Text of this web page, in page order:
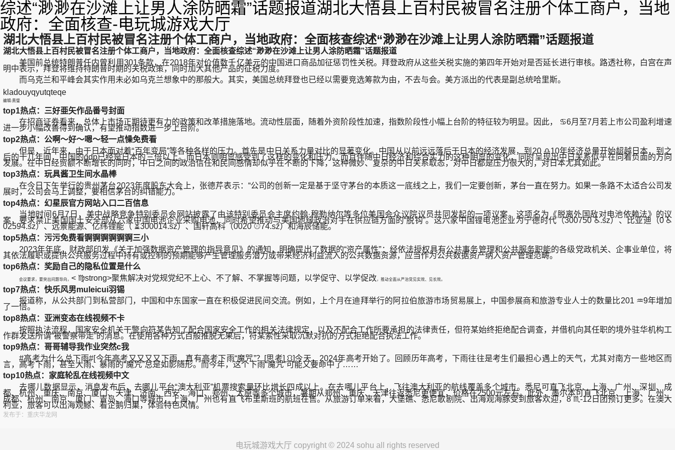
综述“渺渺在沙滩上让男人涂防晒霜”话题报道湖北大悟县上百村民被冒名注册个体工商户，当地
政府：全面核查-电玩城游戏大厅
湖北大悟县上百村民被冒名注册个体工商户，当地政府：全面核查综述“渺渺在沙滩上让男人涂防晒霜”话题报道
湖北大悟县上百村民被冒名注册个体工商户，当地政府：全面核查综述“渺渺在沙滩上让男人涂防晒霜”话题报道
美国前总统特朗普任内曾利用301条款，在2018年对价值数千亿美元的中国进口商品加征惩罚性关税。拜登政府从这些关税实施的第四年开始对是否延长进行审核。路透社称，白宫在声
明中表示，拜登将维持特朗普时期的关税政策，同时加大其他产品的征税力度。
而乌克兰和平峰会其实作用未必如乌克兰想象中的那般大。其实，美国总统拜登也已经以需要竞选筹款为由，不去与会。美方派出的代表是副总统哈里斯。
kladouyqyutqteqe
编辑:黄璧
top1热点：三好亜矢作品番号封面
在招商证券看来，总体上市场正期待更有力的政策和改革措施落地。流动性层面，随着外资阶段性加速，指数阶段性小幅上台阶的特征较为明显。因此， ♋6月至7月若上市公司盈利增速
进一步小幅改善得到确认，有望推动指数进一步上台阶。
top2热点：公啊〜好〜嗯〜轻一点懆免费看
但是，近年来，由于日本面对着“百年变局”等各种各样的压力。首先是中日关系力量对比的显著变化。中国从以前远远落后于日本的经济发展，到20 ♎10年经济总量开始超越日本，到之
后的十几年间，中国的gdp已经是日本的三倍以上。而日本则明显感受到了这样的变化和压力。而且伴随中日经济和综合实力的这种明显的变化，同时呈现出中日关系似乎在向着负面的方向
发展。在中日经贸额不断增长的同时，中日之间的政治信任和民间感情却似乎在不断的下降，这种微妙、复杂的中日关系取态，对中日都是压力很大的，对日本尤其如此。
top3热点：玩具酱卫生间水晶棒
在今日下午举行的贵州茅台2023年度股东大会上，张德芹表示：“公司的创新一定是基于坚守茅台的本质这一底线之上，我们一定要创新，茅台一直在努力。如果一条路不太适合公司发
展时，公司会马上调整，要相信茅台的纠错能力。”
top4热点：幻星辰官方网站入口二百信息
当地时间6月7日，美中战略竞争特别委员会网站披露了由该特别委员会主席约翰·穆勒纳尔等多位美国会众议院议员共同发起的一项议案。这项名为《脱离外国敌对电池依赖法》的议
案，要求禁止美国国土安全部从六家中国电池企业采购电池，同时希望推动与美国地缘政治对手在供应链方面的“脱钩”。这六家中国锂电池企业为宁德时代（300750 ♿.sz）、比亚迪（0 ♿
02594.sz）、远景能源、亿纬锂能（ ⏳300014.sz）、国轩高科（0020 ⚾74.sz）和海辰储能。
top5热点：污污免费看锕锕锕锕锕锕三小
2023年年底，财政部印发《关于加强数据资产管理的指导意见》的通知，明确提出了数据的“资产属性”：经依法授权具有公共事务管理和公共服务职能的各级党政机关、企事业单位，将
其依法履职或提供公共服务过程中持有或控制的预期能够产生管理服务潜力或带来经济利益流入的公共数据资源，应当作为公共数据资产纳入资产管理范畴。
top6热点：奖励自己的隐私位置是什么
会议要求，要突出问题导向， < ♍strong>聚焦解决对党规党纪不上心、不了解、不掌握等问题，以学促守、以学促改，推动全面从严治党见实效、见长效。
top7热点：快乐风男muleicui羽锡
报道称，从公共部门到私营部门，中国和中东国家一直在积极促进民间交流。例如，上个月在迪拜举行的阿拉伯旅游市场贸易展上，中国参展商和旅游专业人士的数量比201 ♒9年增加
了一倍。
top8热点：亚洲变态在线视频不卡
按照执法流程，国家安全机关干警向符某告知了配合国家安全工作的相关法律规定，以及不配合工作所要承担的法律责任，但符某始终拒绝配合调查，并借机向其任职的境外驻华机构工
作群发送所谓“被警察带走”的消息。在使用各种方式百般推脱无果后，符某索性采取沉默对抗的方式拒绝配合执法工作。
top9热点：哥哥辅导我作业突然c我
#高考为什么总下雨#[今年高考又又又又下雨…真有高考下雨“魔咒”？[思考] ⛻]今天，2024年高考开始了。回顾历年高考，下雨往往是考生们最担心遇上的天气，尤其对南方一些地区而
言，高考下雨，甚至大雨、暴雨的“魔咒”总是如影随形。而今年，这个下雨“魔咒”可能又要命中了……
top10热点：家庭轮乱在线视频中文
去哪儿数据显示，消息发布后，去哪儿平台“澳大利亚”机票搜索量环比增长四成以上。在去哪儿平台上，飞往澳大利亚的航线覆盖多个城市。悉尼可直飞北京、上海、广州、深圳、成
都、杭州、重庆、南京、厦门、天津、济南、西安、海口、郑州、太原等多个城市，暑期从郑州、重庆、天津往返悉尼更便宜，价格在2500元左右。此外，墨尔本可直飞北京、上海、广州、
成都、杭州、南京、厦门、青岛、海口等城市，上海、广州也有直飞布里斯班的航班在售。从旅游订单来看，大堡礁、悉尼歌剧院、出海观海豚受到旅客欢迎，8 ♏-12日团预订更多。在澳大
利亚，旅客可以出海观鲸、看企鹅归巢，体验特色风情。
发布于：重庆华龙网
电玩城游戏大厅 copyright © 2024 sohu all rights reserved